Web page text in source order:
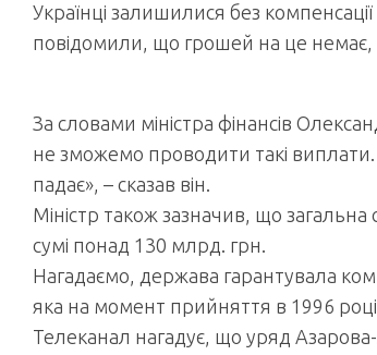
Українці залишилися без
повідомили, що грошей на це немає,
За словами міністра фінансів
не зможемо проводити такі
падає», – сказав він.
Міністр також зазначив, що
сумі понад 130 млрд. грн.
Нагадаємо, держава гарантувала
яка на момент прийняття в 1996
Телеканал нагадує, що уряд